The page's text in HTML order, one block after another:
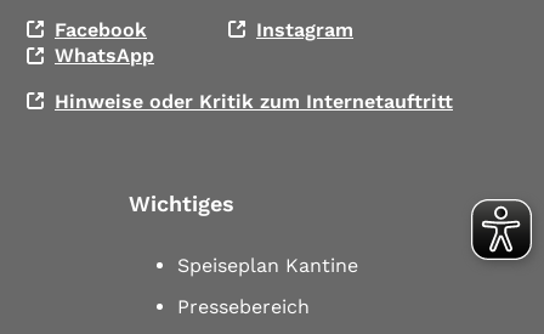
Facebook
Instagram
WhatsApp
Hinweise oder Kritik zum Internetauftritt
Wichtiges
Speiseplan Kantine
Pressebereich